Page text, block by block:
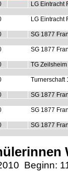
LG Eintracht
LG Eintracht
SG 1877
SG 1877
TG Zeilsheim
Turnerschaft
SG 1877
SG 1877
SG 1877
Beginn: